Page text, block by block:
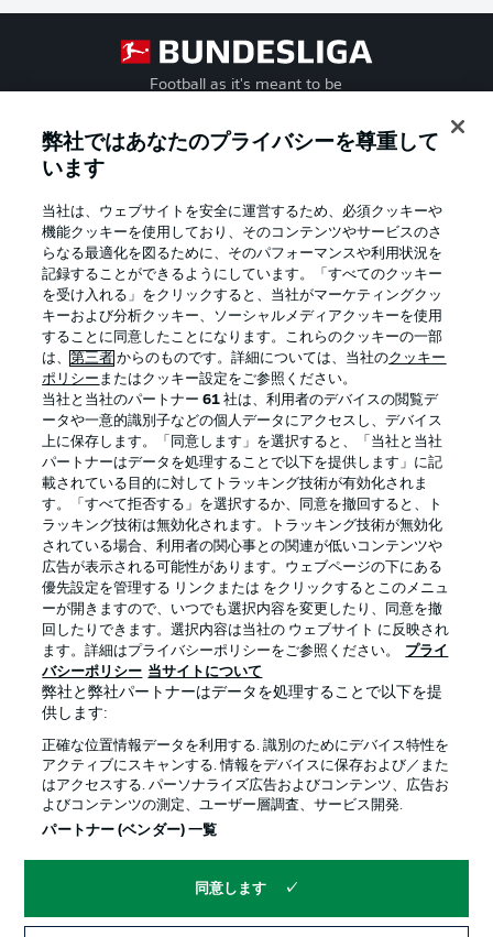
Football as it's meant to be
Official Partners
プライバシー・ポリシー 優先設定を管理する
利用条件 放送局
求人 選手
当サイトについて
© 2026 Bundesliga-Gruppe GmbH
言語をお選びください
弊社ではあなたのプライバシーを尊重して
います
当社は、ウェブサイトを安全に運営するため、必須クッキーや
機能クッキーを使用しており、そのコンテンツやサービスのさ
らなる最適化を図るために、そのパフォーマンスや利用状況を
記録することができるようにしています。「すべてのクッキー
を受け入れる」をクリックすると、当社がマーケティングクッ
キーおよび分析クッキー、ソーシャルメディアクッキーを使用
することに同意したことになります。これらのクッキーの一部
は、第三者 からのものです。詳細については、当社のクッキー
ポリシー またはクッキー設定をご参照ください。
当社と当社のパートナー61 社は、利用者のデバイスの閲覧デ
ータや一意的識別子などの個人データにアクセスし、デバイス
上に保存します。「同意します」を選択すると、「当社と当社
パートナーはデータを処理することで以下を提供します」に記
載されている目的に対してトラッキング技術が有効化されま
す。「すべて拒否する」を選択するか、同意を撤回すると、ト
ラッキング技術は無効化されます。トラッキング技術が無効化
されている場合、利用者の関心事との関連が低いコンテンツや
広告が表示される可能性があります。ウェブページの下にある
優先設定を管理する リンクまたは をクリックするとこのメニュ
ーが開きますので、いつでも選択内容を変更したり、同意を撤
回したりできます。選択内容は当社の ウェブサイト に反映され
ます。詳細はプライバシーポリシーをご参照ください。
プライ
バシーポリシー 当サイトについて
弊社と弊社パートナーはデータを処理することで以下を提
供します:
正確な位置情報データを利用する. 識別のためにデバイス特性を
アクティブにスキャンする. 情報をデバイスに保存および／また
はアクセスする. パーソナライズ広告およびコンテンツ、広告お
よびコンテンツの測定、ユーザー層調査、サービス開発.
パートナー (ベンダー) 一覧
同意します